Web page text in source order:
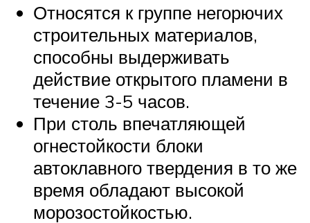
Относятся к группе негорючих
строительных материалов,
способны выдерживать
действие открытого пламени в
течение 3-5 часов.
При столь впечатляющей
огнестойкости блоки
автоклавного твердения в то же
время обладают высокой
морозостойкостью.